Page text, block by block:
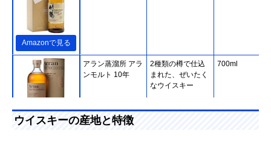
Amazonで見る
Amazonで見る
アラン蒸溜所 アラ
ンモルト 10年
2種類の樽で仕込
まれた、ぜいたく
なウイスキー
700ml
ウイスキーの産地と特徴